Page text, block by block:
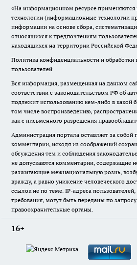
«На информационном ресурсе применяются
технологии (информационные технологии
информации на основе сбора,
относящихся к предпочтениям
находящихся на территории Российской
Политика конфиденциальности и
пользователей
Вся информация, размещенная на данном
соответствии с законодательством РФ об
подлежит использованию кем-либо в какой
том числе воспроизведению,
как с письменного разрешения
Администрация портала оставляет за собой
комментарии, исходя из соображений
обсуждения тем и соблюдения
не допускаются комментарии, содержащие
разжигающие межнациональную рознь,
вражду, а равно унижение человеческого
ссылок не по теме. IP-адреса
требования, могут быть переданы по
правоохранительные органы.
16+